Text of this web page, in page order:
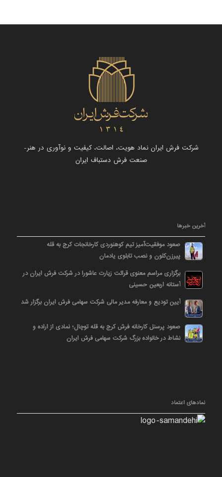
شرکت فرش ایران نماد هویت، اصالت، کیفیت و نوآوری در هنر-
صنعت فرش دستباف ایران
آخرین خبرها
صعود موفقیت‌آمیز تیم کوهنوردی کارخانجات کرج به قله
پیرزن‌کلون و نصب تابلوی یادمان
برگزاری مراسم معنوی قرائت زیارت عاشورا در شرکت فرش ایران در
آستانه اربعین حسینی
آیین تودیع و معارفه مدیر مالی شرکت سهامی فرش ایران برگزار شد
صعود پرسنل کارخانه فرش کرج به قله توچال؛ نمادی از اراده و
نشاط در خانواده بزرگ شرکت سهامی فرش ایران
نمادهای اعتماد